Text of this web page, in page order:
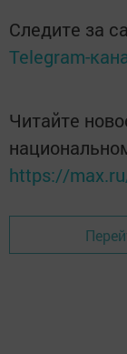
Следите за
Telegram-
Читайте
https://